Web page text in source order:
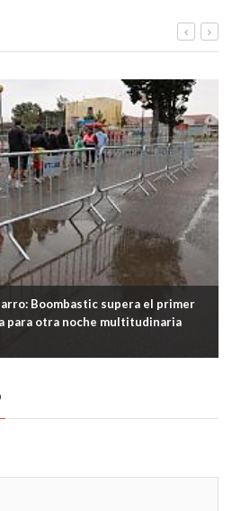
Boombastic supera el primer
para otra noche multitudinaria